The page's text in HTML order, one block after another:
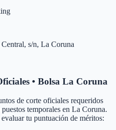
s/n, La Coruna
• Bolsa La Coruna
de corte oficiales requeridos
temporales en La Coruna.
tu puntuación de méritos: